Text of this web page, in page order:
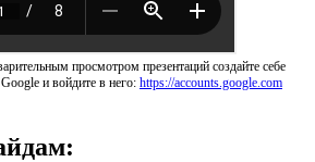
просмотром презентаций создайте себе
и войдите в него: https://accounts.google.com